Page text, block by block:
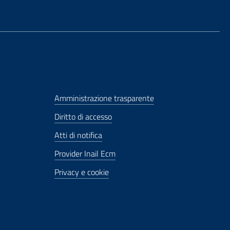
Amministrazione trasparente
Diritto di accesso
Atti di notifica
Provider Inail Ecm
Privacy e cookie